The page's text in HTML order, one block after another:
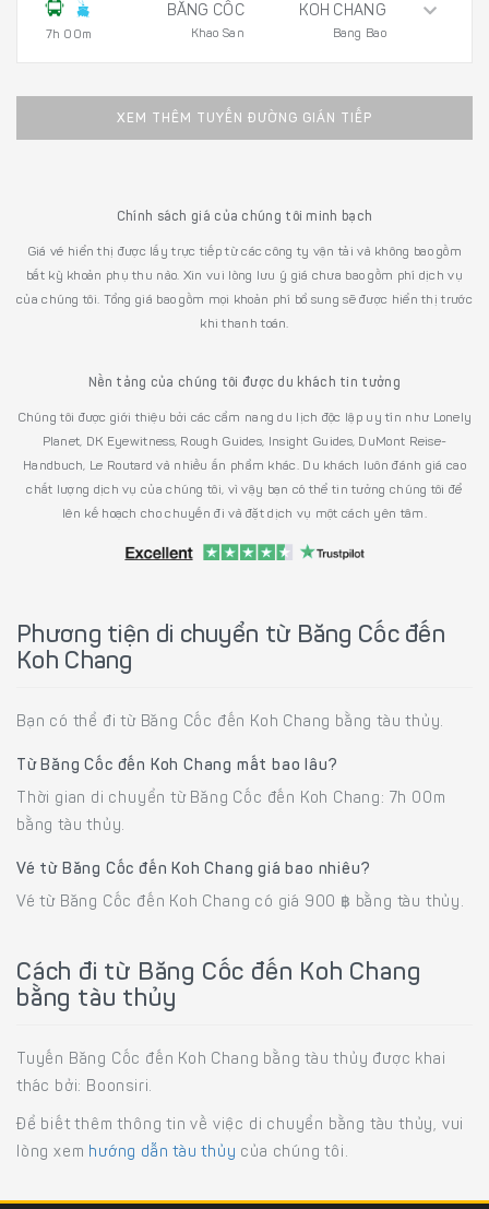
7h 00m
BĂNG CỐC
Khao San
KOH CHANG
Bang Bao
XEM THÊM TUYẾN ĐƯỜNG GIÁN TIẾP
Chính sách giá của chúng tôi minh bạch
Giá vé hiển thị được lấy trực tiếp từ các công ty vận tải và không bao gồm
bất kỳ khoản phụ thu nào. Xin vui lòng lưu ý giá chưa bao gồm phí dịch vụ
của chúng tôi. Tổng giá bao gồm mọi khoản phí bổ sung sẽ được hiển thị trước
khi thanh toán.
Nền tảng của chúng tôi được du khách tin tưởng
Chúng tôi được giới thiệu bởi các cẩm nang du lịch độc lập uy tín như Lonely
Planet, DK Eyewitness, Rough Guides, Insight Guides, DuMont Reise-
Handbuch, Le Routard và nhiều ấn phẩm khác. Du khách luôn đánh giá cao
chất lượng dịch vụ của chúng tôi, vì vậy bạn có thể tin tưởng chúng tôi để
lên kế hoạch cho chuyến đi và đặt dịch vụ một cách yên tâm.
Phương tiện di chuyển từ Băng Cốc đến
Koh Chang
Bạn có thể đi từ Băng Cốc đến Koh Chang bằng tàu thủy.
Từ Băng Cốc đến Koh Chang mất bao lâu?
Thời gian di chuyển từ Băng Cốc đến Koh Chang: 7h 00m
bằng tàu thủy.
Vé từ Băng Cốc đến Koh Chang giá bao nhiêu?
Vé từ Băng Cốc đến Koh Chang có giá 900 ฿ bằng tàu thủy.
Cách đi từ Băng Cốc đến Koh Chang
bằng tàu thủy
Tuyến Băng Cốc đến Koh Chang bằng tàu thủy được khai
thác bởi: Boonsiri.
Để biết thêm thông tin về việc di chuyển bằng tàu thủy, vui
lòng xem hướng dẫn tàu thủy của chúng tôi.